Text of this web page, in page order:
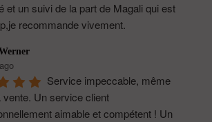
et un suivi de la part de Magali qui est
recommande vivement.
Service impeccable, même
vente. Un service client
aimable et compétent ! Un